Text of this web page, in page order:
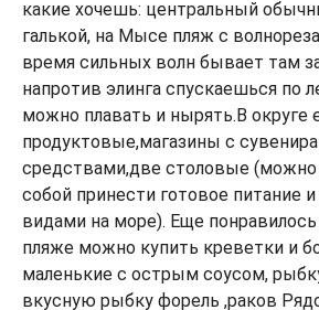
какие хочешь: центральный
галькой, на Мысе пляж с
время сильных волн бывает там
напротив элинга спускаешься по
можно плавать и нырять.В округе
продуктовые,магазины с
средствами,две столовые (можно
собой принести готовое питание
видами на море). Еще
пляже можно купить креветки и
маленькие с острым соусом,
вкусную рыбку форель ,раков